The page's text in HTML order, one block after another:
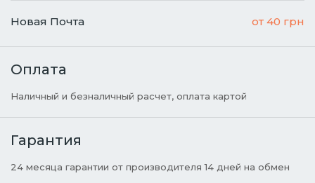
Новая Почта от 40 грн
Оплата
Наличный и безналичный расчет, оплата картой
Гарантия
24 месяца гарантии от производителя 14 дней на обмен